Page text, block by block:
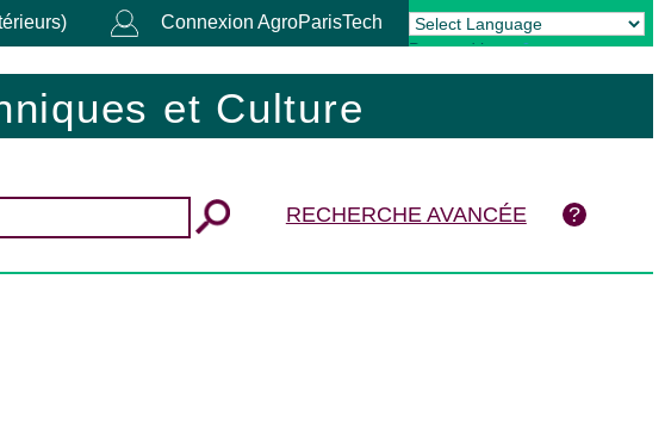
Connexion AgroParisTech
Powered by Translate
et Culture
RECHERCHE AVANCÉE